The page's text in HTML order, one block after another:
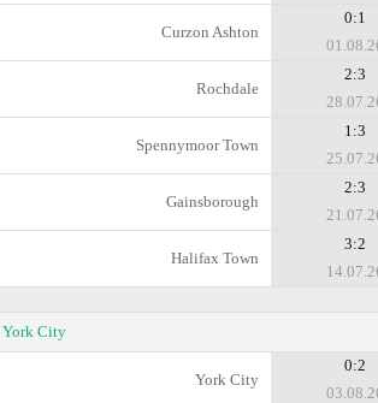
Curzon Ashton
0:1
Rochdale
2:3
Spennymoor Town
1:3
Gainsborough
2:3
Halifax Town
3:2
York City
York City
0:2